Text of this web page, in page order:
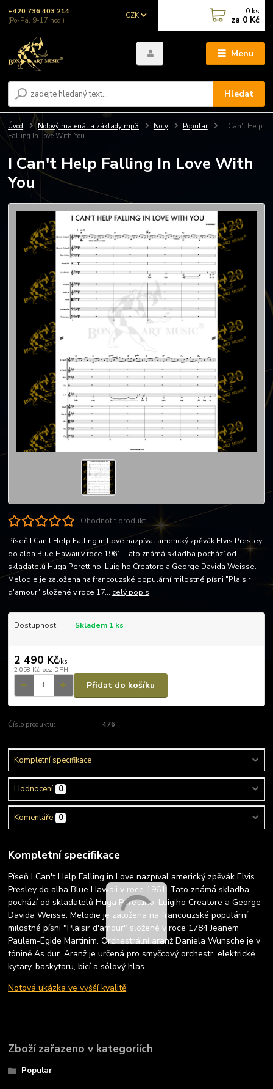
Menu
CZK
Hledat
+420 736 403 214
(Po-Pá, 9-17 hod.)
0 ks
za 0 Kč
Úvod Notový materiál a základy mp3 Noty Popular
I Can't Help
Falling In Love With You
I Can't Help Falling In Love With
You
Ohodnotit produkt
Píseň I Can't Help Falling in Love nazpíval americký zpěvák Elvis Presley
do alba Blue Hawaii v roce 1961. Tato známá skladba pochází od
skladatelů Huga Perettiho, Luigiho Creatore a George Davida Weisse.
Melodie je založena na francouzské populární milostné písni "Plaisir
d'amour" složené v roce 17... celý popis
Dostupnost Skladem 1 ks
2 490 Kč/ks
2 058 Kč bez DPH
Přidat do košíku
Číslo produktu: 476
Kompletní specifikace
Hodnocení 0
Komentáře 0
Kompletní specifikace
Píseň I Can't Help Falling in Love nazpíval americký zpěvák Elvis
Presley do alba Blue Hawaii v roce 1961. Tato známá skladba
pochází od skladatelů Huga Perettiho, Luigiho Creatore a George
Davida Weisse. Melodie je založena na francouzské populární
milostné písni "Plaisir d'amour" složené v roce 1784 Jeanem
Paulem-Égide Martinim. Orchestrální aranž Daniela Wunsche je v
tónině As dur. Aranž je určená pro smyčcový orchestr, elektrické
kytary, baskytaru, bicí a sólový hlas.
Notová ukázka ve vyšší kvalitě
Zboží zařazeno v kategoriích
Popular